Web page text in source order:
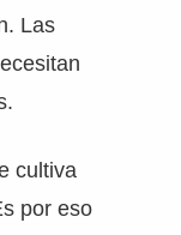
Las
cultiva
por eso